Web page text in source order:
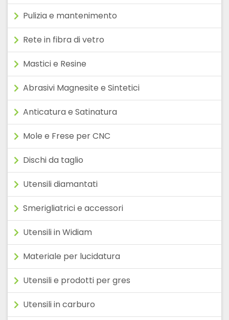
Pulizia e mantenimento
Rete in fibra di vetro
Mastici e Resine
Abrasivi Magnesite e Sintetici
Anticatura e Satinatura
Mole e Frese per CNC
Dischi da taglio
Utensili diamantati
Smerigliatrici e accessori
Utensili in Widiam
Materiale per lucidatura
Utensili e prodotti per gres
Utensili in carburo